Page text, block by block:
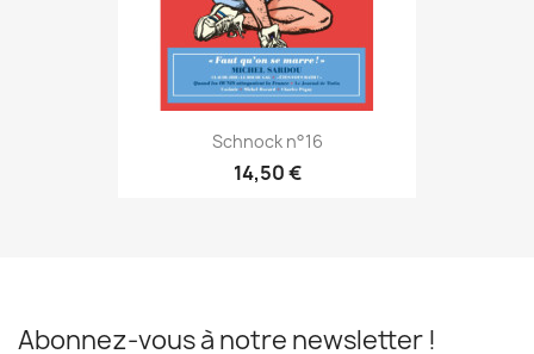
Schnock n°16
14,50 €
Abonnez-vous à notre newsletter !